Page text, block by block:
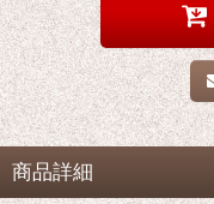
商品詳細